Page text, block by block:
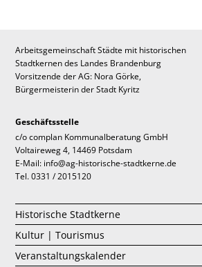
Arbeitsgemeinschaft Städte mit historischen
Stadtkernen des Landes Brandenburg
Vorsitzende der AG: Nora Görke,
Bürgermeisterin der Stadt Kyritz
Geschäftsstelle
c/o complan Kommunalberatung GmbH
Voltaireweg 4, 14469 Potsdam
E-Mail: info@ag-historische-stadtkerne.de
Tel. 0331 / 2015120
Historische Stadtkerne
Kultur | Tourismus
Veranstaltungskalender